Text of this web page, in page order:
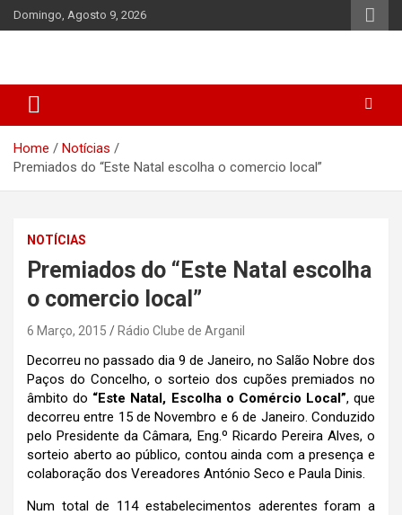
Skip
to
Domingo, Agosto 9, 2026
Home
Notícias
Premiados do “Este Natal escolha o comercio local”
NOTÍCIAS
Premiados do “Este Natal escolha
o comercio local”
6 Março, 2015 Rádio Clube de Arganil
Decorreu no passado dia 9 de Janeiro, no Salão Nobre dos
Paços do Concelho, o sorteio dos cupões premiados no
âmbito do “Este Natal, Escolha o Comércio Local”, que
decorreu entre 15 de Novembro e 6 de Janeiro. Conduzido
pelo Presidente da Câmara, Eng.º Ricardo Pereira Alves, o
sorteio aberto ao público, contou ainda com a presença e
colaboração dos Vereadores António Seco e Paula Dinis.
Num total de 114 estabelecimentos aderentes foram a